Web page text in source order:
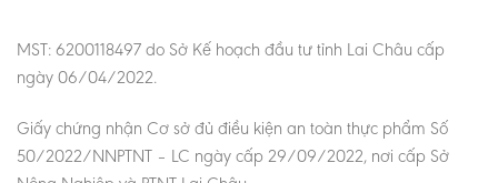
MST: 6200118497 do Sở Kế hoạch đầu tư tỉnh Lai Châu cấp
ngày 06/04/2022.
Giấy chứng nhận Cơ sở đủ điều kiện an toàn thực phẩm Số
50/2022/NNPTNT – LC ngày cấp 29/09/2022, nơi cấp Sở